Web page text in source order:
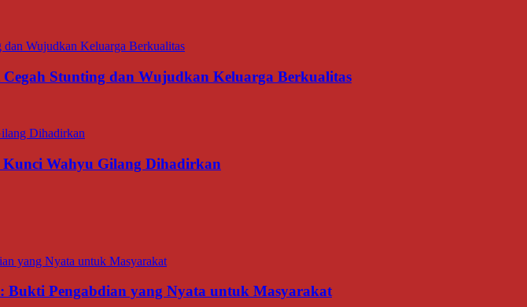
Stunting dan Wujudkan Keluarga Berkualitas
Kunci Wahyu Gilang Dihadirkan
Bukti Pengabdian yang Nyata untuk Masyarakat